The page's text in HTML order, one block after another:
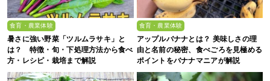
食育・農業体験
暑さに強い野菜「ツルムラサキ」と
は？ 特徴・旬・下処理方法から食べ
方・レシピ・栽培まで解説
食育・農業体験
アップルバナナとは？ 美味しさの理
由と名前の秘密、食べごろを見極める
ポイントをバナナマニアが解説